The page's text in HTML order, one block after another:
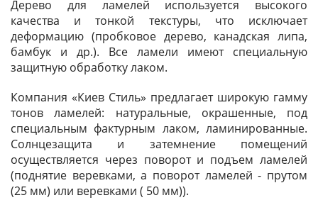
Дерево для ламелей используется высокого
качества и тонкой текстуры, что исключает
деформацию (пробковое дерево, канадская липа,
бамбук и др.). Все ламели имеют специальную
защитную обработку лаком.
Компания «Киев Стиль» предлагает широкую гамму
тонов ламелей: натуральные, окрашенные, под
специальным фактурным лаком, ламинированные.
Солнцезащита и затемнение помещений
осуществляется через поворот и подъем ламелей
(поднятие веревками, а поворот ламелей - прутом
(25 мм) или веревками ( 50 мм)).